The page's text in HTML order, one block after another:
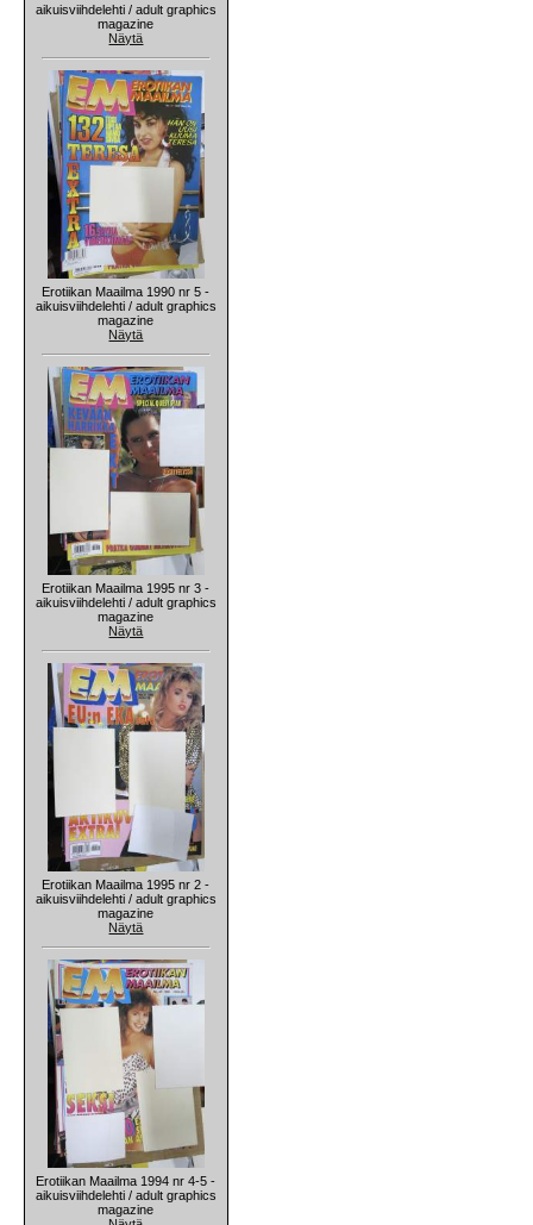
aikuisviihdelehti / adult graphics
magazine
Näytä
Erotiikan Maailma 1990 nr 5 -
aikuisviihdelehti / adult graphics
magazine
Näytä
Erotiikan Maailma 1995 nr 3 -
aikuisviihdelehti / adult graphics
magazine
Näytä
Erotiikan Maailma 1995 nr 2 -
aikuisviihdelehti / adult graphics
magazine
Näytä
Erotiikan Maailma 1994 nr 4-5 -
aikuisviihdelehti / adult graphics
magazine